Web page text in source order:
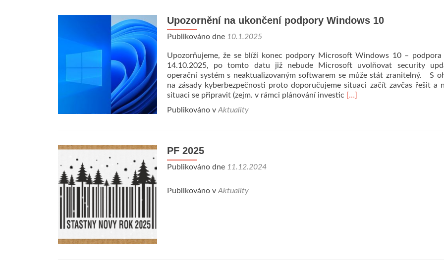
Upozornění na ukončení podpory Windows 10
Publikováno dne 10.1.2025
Upozorňujeme, že se blíží konec podpory Microsoft Windows 10 – podpora
14.10.2025, po tomto datu již nebude Microsoft uvolňovat security
operační systém s neaktualizovaným softwarem se může stát zranitelný. S
na zásady kyberbezpečnosti proto doporučujeme situaci začít zavčas řešit a
situaci se připravit (zejm. v rámci plánování investic Read
[…]
Publikováno v Aktuality
PF 2025
Publikováno dne 11.12.2024
Publikováno v Aktuality